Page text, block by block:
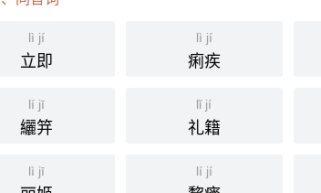
李贽 《复焦弱侯书》：“我之所以立计就兄者，
鲁迅 《坟·文化偏至论》：“诚若为今立计，所当
而排众数。”
元 李致远 《还牢末》第一折：“他与我生男长女，
lì jí
立即
lì jí
痢疾
lí jī
纚笄
lǐ jí
礼籍
lì jī lí jí